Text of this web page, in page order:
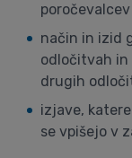
način in izid
odločitvah in
drugih
izjave,
se vpišejo v